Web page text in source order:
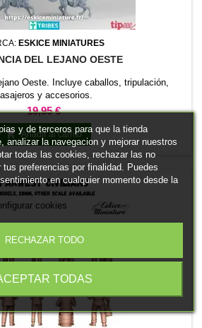
ESKICE MINIATURES
DEL LEJANO OESTE
Oeste. Incluye caballos, tripulación,
y accesorios.
Precio
19,95 €
 Añadir al carrito
y de terceros para que la tienda
analizar la navegacion y mejorar nuestros
todas las cookies, rechazar las no
preferencias por finalidad. Puedes
en cualquier momento desde la
cookies
RECHAZAR TODO
TODAS